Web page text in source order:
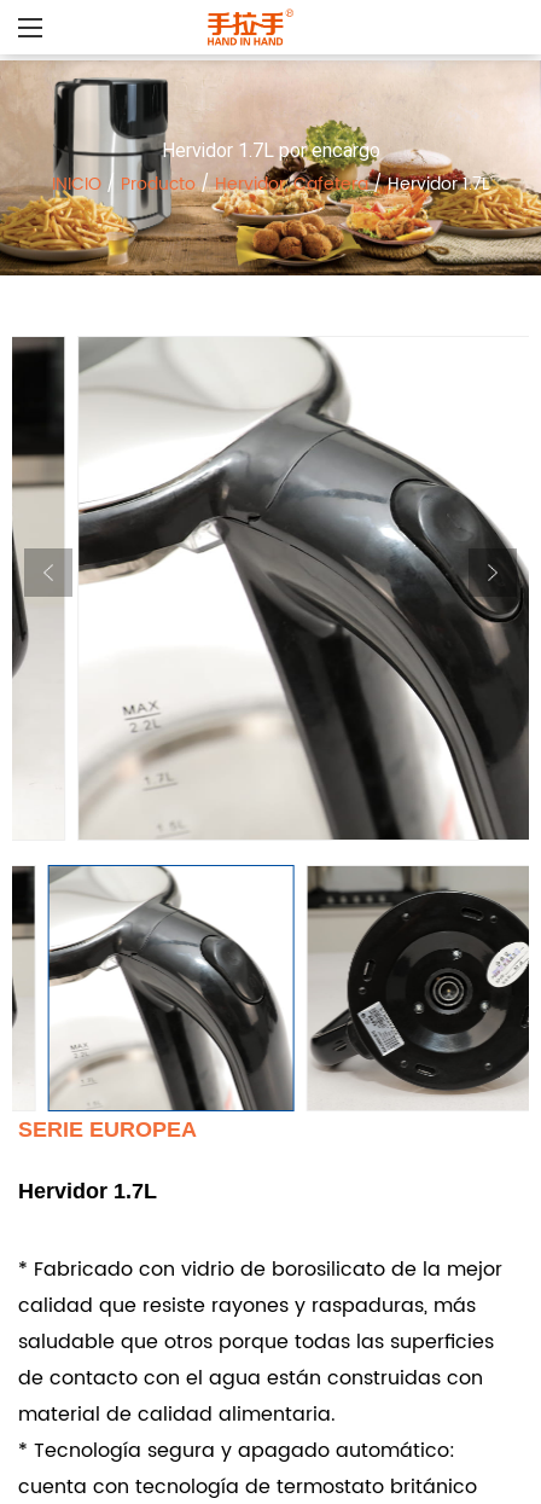
Hervidor 1.7L por encargo
INICIO / Producto/Hervidor, Cafetera/Hervidor 1.7L
SERIE EUROPEA
Hervidor 1.7L
* Fabricado con vidrio de borosilicato de la mejor
calidad que resiste rayones y raspaduras, más
saludable que otros porque todas las superficies
de contacto con el agua están construidas con
material de calidad alimentaria.
* Tecnología segura y apagado automático:
cuenta con tecnología de termostato británico